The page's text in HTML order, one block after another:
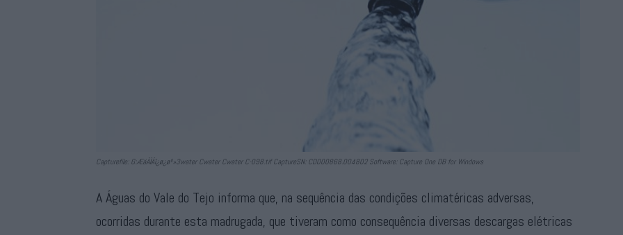
Capturefile: G:ÆäÀÌÁî¿ø¿øº»3water Cwater Cwater C-098.tif CaptureSN: CD000868.004802 Software: Capture One DB for Windows
A Águas do Vale do Tejo informa que, na sequência das condições climatéricas adversas,
ocorridas durante esta madrugada, que tiveram como consequência diversas descargas elétricas